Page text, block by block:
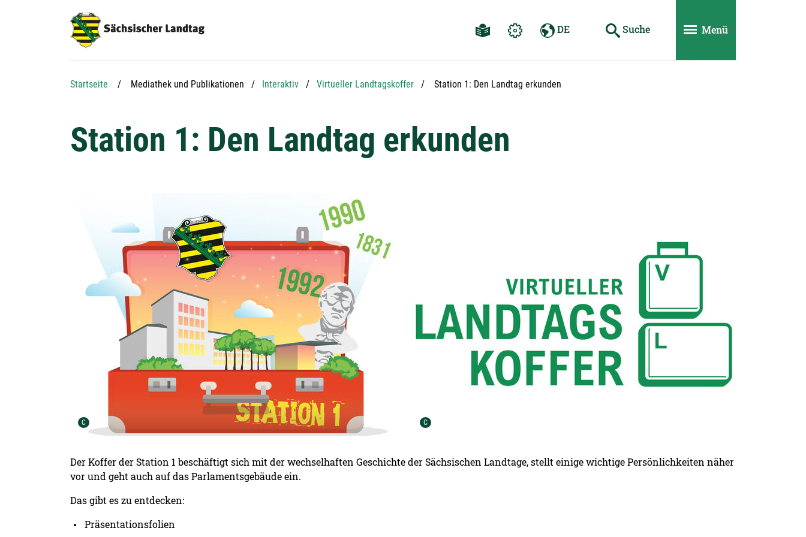
DE Suche Menü
Startseite Mediathek und Publikationen Interaktiv Virtueller Landtagskoffer Aktuelle Seite:
Station 1: Den Landtag erkunden
Station 1: Den Landtag erkunden
C Urheber der Grafik: C
Der Koffer der Station 1 beschäftigt sich mit der wechselhaften Geschichte der Sächsischen Landtage, stellt einige wichtige Persönlichkeiten näher
vor und geht auch auf das Parlamentsgebäude ein.
Das gibt es zu entdecken:
Präsentationsfolien